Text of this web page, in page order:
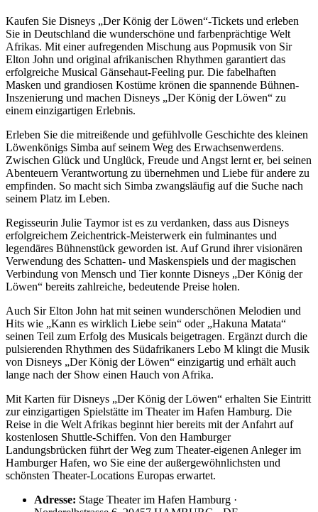
Kaufen Sie Disneys „Der König der Löwen“-Tickets und erleben
Sie in Deutschland die wunderschöne und farbenprächtige Welt
Afrikas. Mit einer aufregenden Mischung aus Popmusik von Sir
Elton John und original afrikanischen Rhythmen garantiert das
erfolgreiche Musical Gänsehaut-Feeling pur. Die fabelhaften
Masken und grandiosen Kostüme krönen die spannende Bühnen-
Inszenierung und machen Disneys „Der König der Löwen“ zu
einem einzigartigen Erlebnis.
Erleben Sie die mitreißende und gefühlvolle Geschichte des kleinen
Löwenkönigs Simba auf seinem Weg des Erwachsenwerdens.
Zwischen Glück und Unglück, Freude und Angst lernt er, bei seinen
Abenteuern Verantwortung zu übernehmen und Liebe für andere zu
empfinden. So macht sich Simba zwangsläufig auf die Suche nach
seinem Platz im Leben.
Regisseurin Julie Taymor ist es zu verdanken, dass aus Disneys
erfolgreichem Zeichentrick-Meisterwerk ein fulminantes und
legendäres Bühnenstück geworden ist. Auf Grund ihrer visionären
Verwendung des Schatten- und Maskenspiels und der magischen
Verbindung von Mensch und Tier konnte Disneys „Der König der
Löwen“ bereits zahlreiche, bedeutende Preise holen.
Auch Sir Elton John hat mit seinen wunderschönen Melodien und
Hits wie „Kann es wirklich Liebe sein“ oder „Hakuna Matata“
seinen Teil zum Erfolg des Musicals beigetragen. Ergänzt durch die
pulsierenden Rhythmen des Südafrikaners Lebo M klingt die Musik
von Disneys „Der König der Löwen“ einzigartig und erhält auch
lange nach der Show einen Hauch von Afrika.
Mit Karten für Disneys „Der König der Löwen“ erhalten Sie Eintritt
zur einzigartigen Spielstätte im Theater im Hafen Hamburg. Die
Reise in die Welt Afrikas beginnt hier bereits mit der Anfahrt auf
kostenlosen Shuttle-Schiffen. Von den Hamburger
Landungsbrücken führt der Weg zum Theater-eigenen Anleger im
Hamburger Hafen, wo Sie eine der außergewöhnlichsten und
schönsten Theater-Locations Europas erwartet.
Adresse: Stage Theater im Hafen Hamburg ·